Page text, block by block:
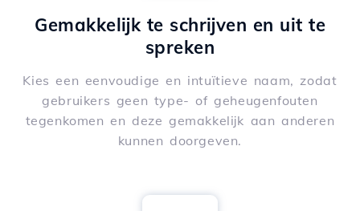
Gemakkelijk te schrijven en uit te
spreken
Kies een eenvoudige en intuïtieve naam, zodat
gebruikers geen type- of geheugenfouten
tegenkomen en deze gemakkelijk aan anderen
kunnen doorgeven.